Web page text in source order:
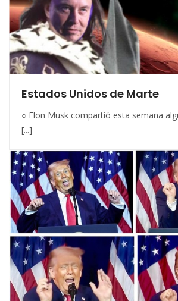
Estados Unidos de Marte
○ Elon Musk compartió esta semana
[...]